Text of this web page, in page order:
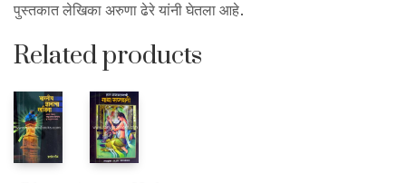
पुस्तकात लेखिका अरुणा ढेरे यांनी घेतला आहे.
Related products